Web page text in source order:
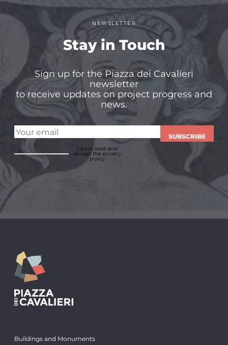
NEWSLETTER
Stay in Touch
Sign up for the Piazza dei Cavalieri
newsletter
to receive updates on project progress and
news.
SUBSCRIBE
I have read and
acceptthe privacy
policy
Buildings and Monuments